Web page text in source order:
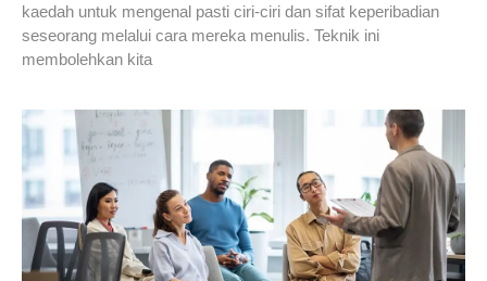
kaedah untuk mengenal pasti ciri-ciri dan sifat keperibadian
seseorang melalui cara mereka menulis. Teknik ini
membolehkan kita